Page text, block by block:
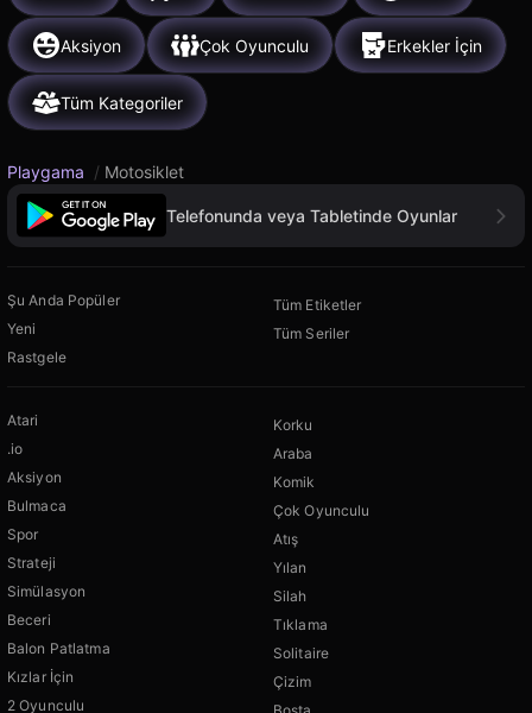
Aksiyon Çok Oyunculu Erkekler İçin
Tüm Kategoriler
Playgama / Motosiklet
Telefonunda veya Tabletinde Oyunlar
Şu Anda Popüler
Yeni
Rastgele
Tüm Etiketler
Tüm Seriler
Atari
.io
Aksiyon
Bulmaca
Spor
Strateji
Simülasyon
Beceri
Balon Patlatma
Kızlar İçin
2 Oyunculu
Korku
Araba
Komik
Çok Oyunculu
Atış
Yılan
Silah
Tıklama
Solitaire
Çizim